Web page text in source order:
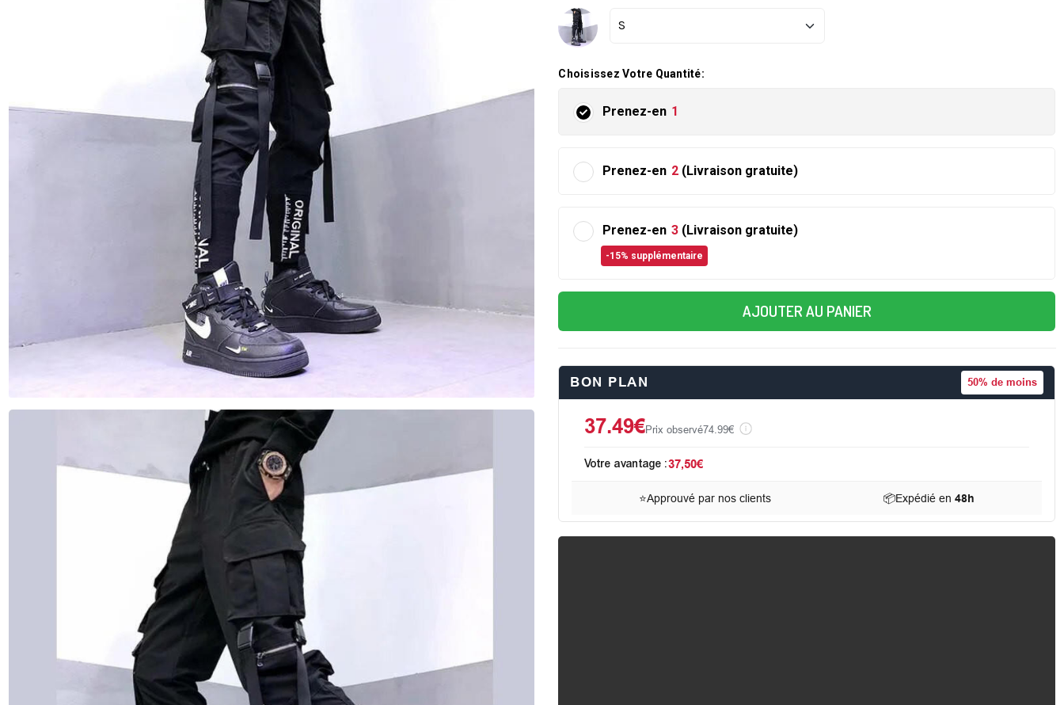
Choisissez Votre Quantité:
Prenez-en 1
Prenez-en 2 (Livraison gratuite)
Prenez-en 3 (Livraison gratuite)
-15% supplémentaire
AJOUTER AU PANIER
BON PLAN 50% de moins
37.49€Prix observé74.99€
Votre avantage :37,50€
⭐Approuvé par nos clients 📦Expédié en48h